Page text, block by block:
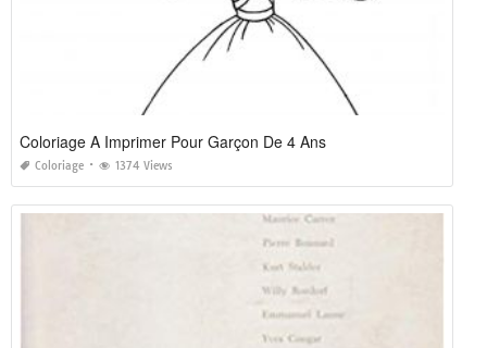
Coloriage A Imprimer Pour Garçon De 4 Ans
Coloriage 1374 Views